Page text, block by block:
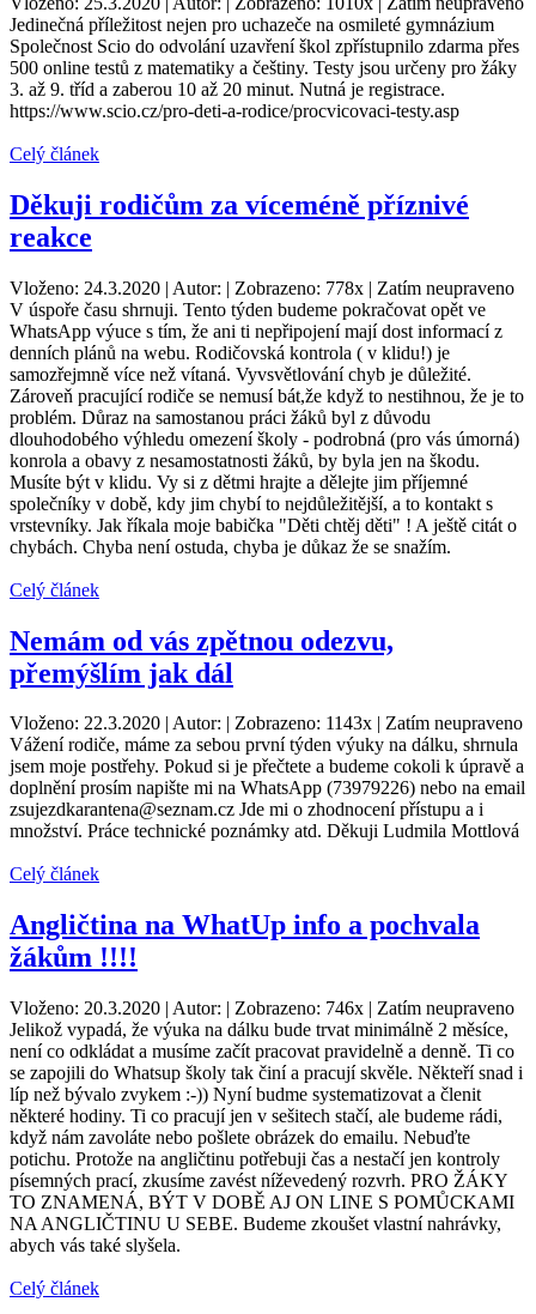
Jedinečná příležitost nejen pro uchazeče na osmileté gymnázium
Společnost Scio do odvolání uzavření škol zpřístupnilo zdarma přes
500 online testů z matematiky a češtiny. Testy jsou určeny pro žáky
3. až 9. tříd a zaberou 10 až 20 minut. Nutná je registrace.
https://www.scio.cz/pro-deti-a-rodice/procvicovaci-testy.asp
Celý článek
Děkuji rodičům za víceméně příznivé
reakce
Vloženo: 24.3.2020 | Autor: | Zobrazeno: 778x | Zatím neupraveno
V úspoře času shrnuji. Tento týden budeme pokračovat opět ve
WhatsApp výuce s tím, že ani ti nepřipojení mají dost informací z
denních plánů na webu. Rodičovská kontrola ( v klidu!) je
samozřejmně více než vítaná. Vyvsvětlování chyb je důležité.
Zároveň pracující rodiče se nemusí bát,že když to nestihnou, že je to
problém. Důraz na samostanou práci žáků byl z důvodu
dlouhodobého výhledu omezení školy - podrobná (pro vás úmorná)
konrola a obavy z nesamostatnosti žáků, by byla jen na škodu.
Musíte být v klidu. Vy si z dětmi hrajte a dělejte jim příjemné
společníky v době, kdy jim chybí to nejdůležitější, a to kontakt s
vrstevníky. Jak říkala moje babička "Děti chtěj děti" ! A ještě citát o
chybách. Chyba není ostuda, chyba je důkaz že se snažím.
Celý článek
Nemám od vás zpětnou odezvu,
přemýšlím jak dál
Vloženo: 22.3.2020 | Autor: | Zobrazeno: 1143x | Zatím neupraveno
Vážení rodiče, máme za sebou první týden výuky na dálku, shrnula
jsem moje postřehy. Pokud si je přečtete a budeme cokoli k úpravě a
doplnění prosím napište mi na WhatsApp (73979226) nebo na email
zsujezdkarantena@seznam.cz Jde mi o zhodnocení přístupu a i
množství. Práce technické poznámky atd. Děkuji Ludmila Mottlová
Celý článek
Angličtina na WhatUp info a pochvala
žákům !!!!
Vloženo: 20.3.2020 | Autor: | Zobrazeno: 746x | Zatím neupraveno
Jelikož vypadá, že výuka na dálku bude trvat minimálně 2 měsíce,
není co odkládat a musíme začít pracovat pravidelně a denně. Ti co
se zapojili do Whatsup školy tak činí a pracují skvěle. Někteří snad i
líp než bývalo zvykem :-)) Nyní budme systematizovat a členit
některé hodiny. Ti co pracují jen v sešitech stačí, ale budeme rádi,
když nám zavoláte nebo pošlete obrázek do emailu. Nebuďte
potichu. Protože na angličtinu potřebuji čas a nestačí jen kontroly
písemných prací, zkusíme zavést níževedený rozvrh. PRO ŽÁKY
TO ZNAMENÁ, BÝT V DOBĚ AJ ON LINE S POMŮCKAMI
NA ANGLIČTINU U SEBE. Budeme zkoušet vlastní nahrávky,
abych vás také slyšela.
Celý článek